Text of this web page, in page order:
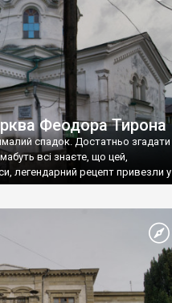
місто […]
Феодора Тирона
спадок. Достатньо згадати
всі знаєте, що цей,
легендарний рецепт привезли у